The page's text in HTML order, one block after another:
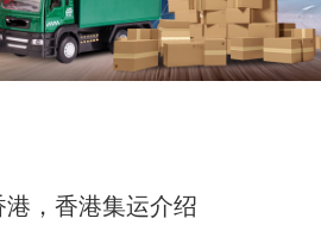
港，香港集运介绍